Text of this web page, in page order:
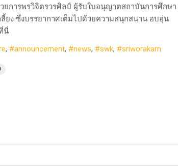
ยการพรวิจิตรวรศิลป์ ผู้รับใบอนุญาตสถาบันการศึกษา
ยง ซึ่งบรรยากาศเต็มไปด้วยความสนุกสนาน อบอุ่น
นี่
announcement news swk sriworakarn